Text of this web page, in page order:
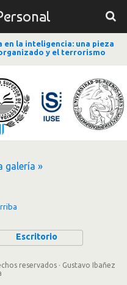
en la inteligencia: una pieza
y el terrorismo
galería »
Escritorio
reservados · Gustavo Ibañez